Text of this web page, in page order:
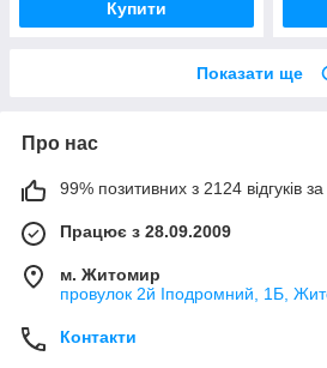
Купити
Показати ще
Про нас
99% позитивних з 2124 відгуків за
Працює з 28.09.2009
м. Житомир
провулок 2й Іподромний, 1Б,
Контакти